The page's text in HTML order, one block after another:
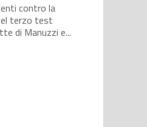
contro la
terzo test
di Manuzzi e...